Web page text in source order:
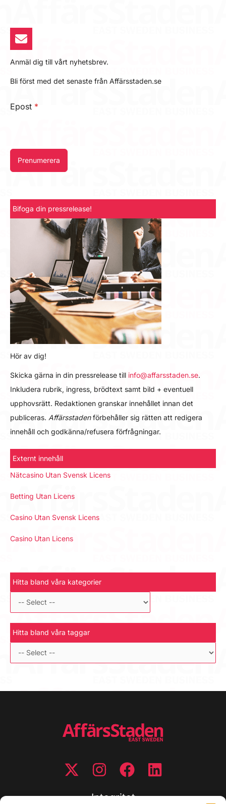
Anmäl dig till vårt nyhetsbrev.
Bli först med det senaste från Affärsstaden.se
Epost *
Prenumerera
Bifoga din pressrelease!
Hör av dig!
Skicka gärna in din pressrelease till info@affarsstaden.se.
Inkludera rubrik, ingress, brödtext samt bild + eventuell
upphovsrätt. Redaktionen granskar innehållet innan det
publiceras. Affärsstadenförbehåller sig rätten att redigera
innehåll och godkänna/refusera förfrågningar.
Externt innehåll
Nätcasino Utan Svensk Licens
Betting Utan Licens
Casino Utan Svensk Licens
Casino Utan Licens
Hitta bland våra kategorier
Hitta bland våra taggar
Integritet